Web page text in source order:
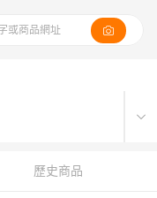
或商品網址
歷史商品